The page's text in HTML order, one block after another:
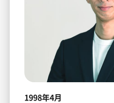
1998年4月